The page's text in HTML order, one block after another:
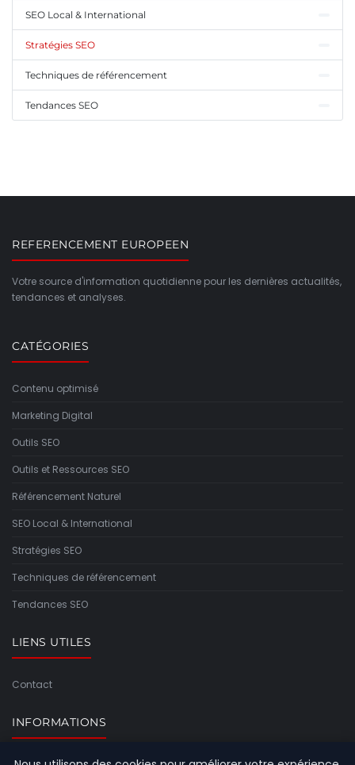
SEO Local & International
Stratégies SEO
Techniques de référencement
Tendances SEO
REFERENCEMENT EUROPEEN
Votre source d'information quotidienne pour les dernières actualités,
tendances et analyses.
CATÉGORIES
Contenu optimisé
Marketing Digital
Outils SEO
Outils et Ressources SEO
Référencement Naturel
SEO Local & International
Stratégies SEO
Techniques de référencement
Tendances SEO
LIENS UTILES
Contact
INFORMATIONS